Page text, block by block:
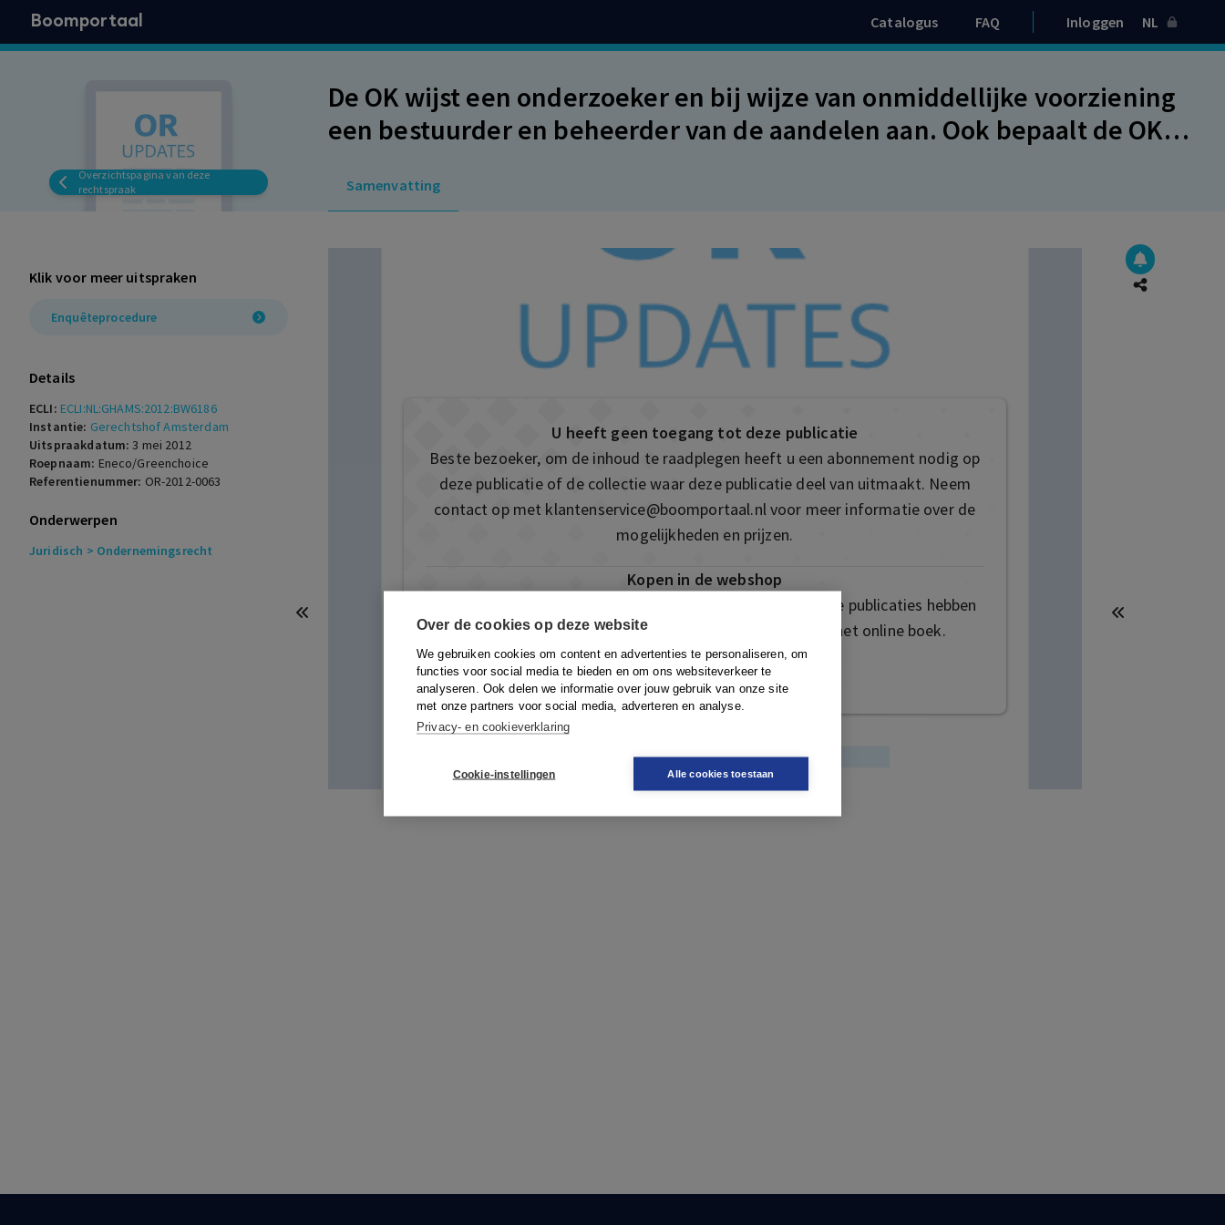
Over de cookies op deze website
We gebruiken cookies om content en advertenties te personaliseren, om
functies voor social media te bieden en om ons websiteverkeer te
analyseren. Ook delen we informatie over jouw gebruik van onze site
met onze partners voor social media, adverteren en analyse.
Privacy- en cookieverklaring
Cookie-instellingen Alle cookies toestaan
Boomportaal Catalogus FAQ Inloggen NL
Overzichtspagina van deze
rechtspraak
De OK wijst een onderzoeker en bij wijze van onmiddellijke voorziening
een bestuurder en beheerder van de aandelen aan. Ook bepaalt de OK
bestuurder en/of de beheerder te maken kosten vallen van verweer in
onbehoorlijke taakvervulling
Samenvatting
Klik voor meer uitspraken
Enquêteprocedure
Details
ECLI: ECLI:NL:GHAMS:2012:BW6186
Instantie: Gerechtshof Amsterdam
Uitspraakdatum:3 mei 2012
Roepnaam: Eneco/Greenchoice
Referentienummer: OR-2012-0063
Onderwerpen
Juridisch > Ondernemingsrecht
U heeft geen toegang tot deze publicatie
Beste bezoeker, om de inhoud te raadplegen heeft u een abonnement nodig op
deze publicatie of de collectie waar deze publicatie deel van uitmaakt. Neem
contact op met klantenservice@boomportaal.nlvoor meer informatie over de
mogelijkheden en prijzen.
Kopen in de webshop
Deze publicatie is ook te vinden in onze webshop. Sommige publicaties hebben
ook de mogelijkheid om direct toegang te kopen tot het online boek.
Naar de webshop